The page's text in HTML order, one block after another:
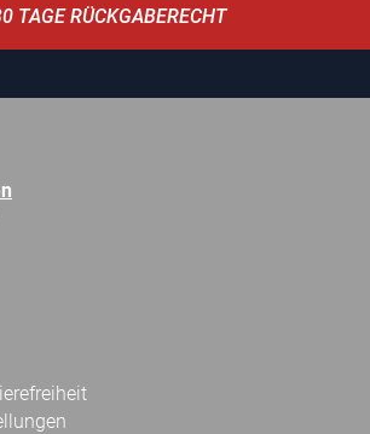
TAGE RÜCKGABERECHT